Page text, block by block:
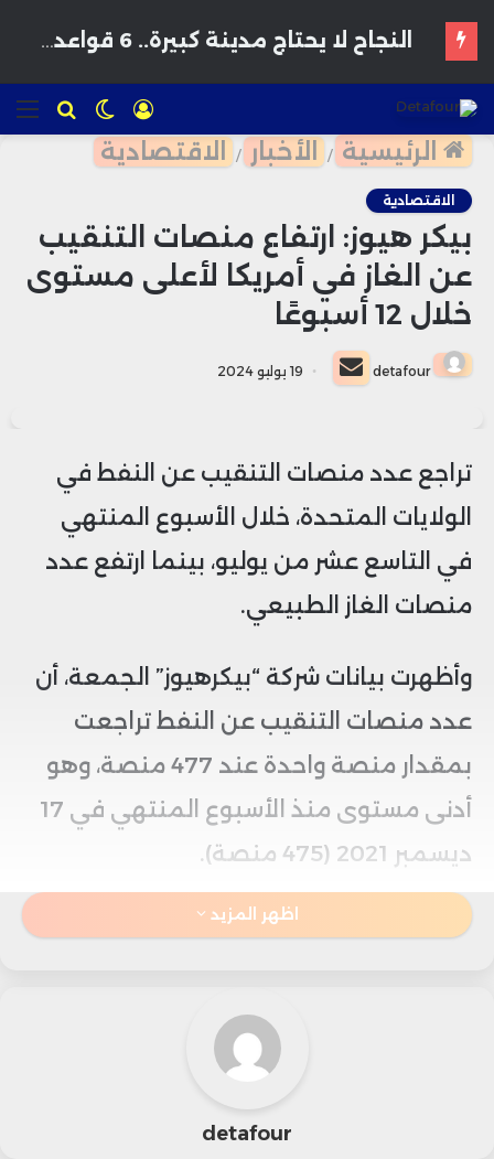
للبحث الوضع
المظلم
تسجيل
الدخول
الرئيسية / الأخبار / الاقتصادية
الاقتصادية
بيكر هيوز: ارتفاع منصات التنقيب
عن الغاز في أمريكا لأعلى مستوى
خلال 12 أسبوعًا
detafour
أرسل
بريدا
19 يوليو 2024
تراجع عدد منصات التنقيب عن النفط في
الولايات المتحدة، خلال الأسبوع المنتهي
في التاسع عشر من يوليو، بينما ارتفع عدد
منصات الغاز الطبيعي.
وأظهرت بيانات شركة “بيكرهيوز” الجمعة، أن
عدد منصات التنقيب عن النفط تراجعت
بمقدار منصة واحدة عند 477 منصة، وهو
أدنى مستوى منذ الأسبوع المنتهي في 17
ديسمبر 2021 (475 منصة).
بينما ارتفع عدد منصات التنقيب عن الغاز
وهو أعلى مستوى منذ الأسبوع المنتهي
منصات التنقيب عن النفط والغاز – أمريكا
اظهر المزيد
detafour